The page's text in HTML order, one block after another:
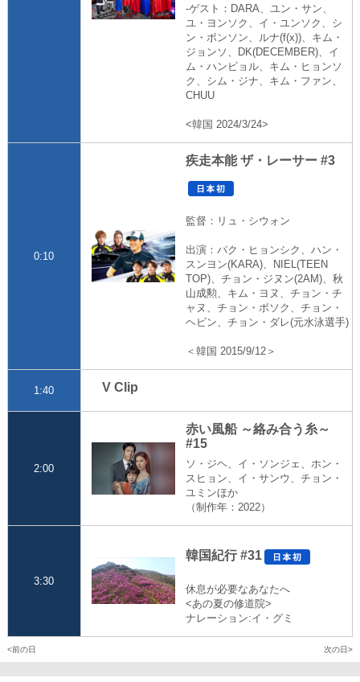
-ゲスト：DARA、ユン・サン、
ユ・ヨンソク、イ・ユンソク、シ
ン・ボンソン、ルナ(f(x))、キム・
ジョンソ、DK(DECEMBER)、イ
ム・ハンビョル、キム・ヒョンソ
ク、シム・ジナ、キム・ファン、
CHUU
<韓国 2024/3/24>
0:10
疾走本能 ザ・レーサー #3
監督：リュ・シウォン
出演：パク・ヒョンシク、ハン・
スンヨン(KARA)、NIEL(TEEN
TOP)、チョン・ジヌン(2AM)、秋
山成勲、キム・ヨヌ、チョン・チ
ャヌ、チョン・ボソク、チョン・
ヘビン、チョン・ダレ(元水泳選手)
＜韓国 2015/9/12＞
1:40 V Clip
2:00
赤い風船 ～絡み合う糸～
#15
ソ・ジヘ、イ・ソンジェ、ホン・
スヒョン、イ・サンウ、チョン・
ユミンほか
（制作年：2022）
3:30
韓国紀行 #31
休息が必要なあなたへ
<あの夏の修道院>
ナレーション:イ・グミ
前の日 次の日